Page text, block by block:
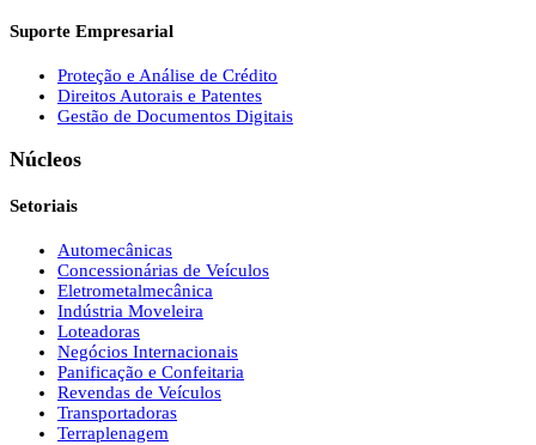
Suporte Empresarial
Proteção e Análise de Crédito
Direitos Autorais e Patentes
Gestão de Documentos Digitais
Núcleos
Setoriais
Automecânicas
Concessionárias de Veículos
Eletrometalmecânica
Indústria Moveleira
Loteadoras
Negócios Internacionais
Panificação e Confeitaria
Revendas de Veículos
Transportadoras
Terraplenagem